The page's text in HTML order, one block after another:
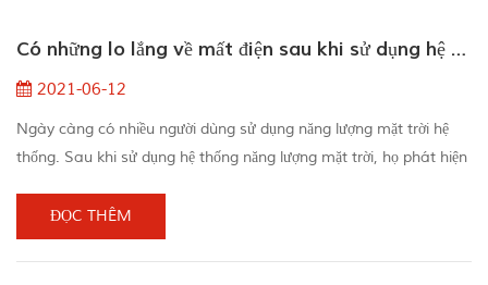
Có những lo lắng về mất điện sau khi sử dụng hệ thống năng lượng mặt trời
2021-06-12
Ngày càng có nhiều người dùng sử dụng năng lượng mặt trời hệ
thống. Sau khi sử dụng hệ thống năng lượng mặt trời, họ phát hiện
dụ, một số người cài đặt 3kw Hệ thống năng lượng mặt trời, nhưng
chỉ sản xuất 5 đến 6kw / H một ngày, và một số thậm chí thấp
ĐỌC THÊM